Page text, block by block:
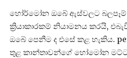
හෝර්මෝන ඔබේ ඇස්වලට බලපෑම්
ක්‍රියාකාරකම් නියාමනය කරයි,
ඔබේ පෙනීම ද එසේ කළ හැකිය.
තුළ කාන්තාවන්ගේ හෝමෝන